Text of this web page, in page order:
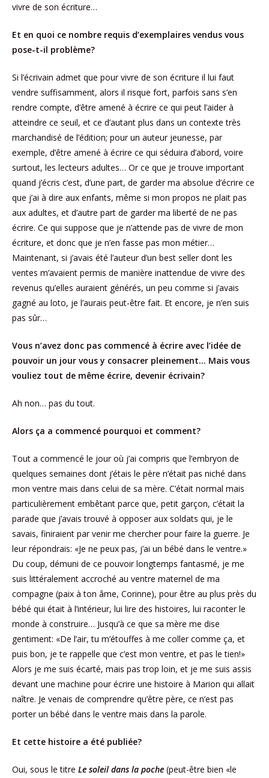
vivre de son écriture…
Et en quoi ce nombre requis d’exemplaires vendus vous
pose-t-il problème?
Si l’écrivain admet que pour vivre de son écriture il lui faut
vendre suffisamment, alors il risque fort, parfois sans s’en
rendre compte, d’être amené à écrire ce qui peut l’aider à
atteindre ce seuil, et ce d’autant plus dans un contexte très
marchandisé de l’édition; pour un auteur jeunesse, par
exemple, d’être amené à écrire ce qui séduira d’abord, voire
surtout, les lecteurs adultes… Or ce que je trouve important
quand j’écris c’est, d’une part, de garder ma absolue d’écrire ce
que j’ai à dire aux enfants, même si mon propos ne plait pas
aux adultes, et d’autre part de garder ma liberté de ne pas
écrire. Ce qui suppose que je n’attende pas de vivre de mon
écriture, et donc que je n’en fasse pas mon métier…
Maintenant, si j’avais été l’auteur d’un best seller dont les
ventes m’avaient permis de manière inattendue de vivre des
revenus qu’elles auraient générés, un peu comme si j’avais
gagné au loto, je l’aurais peut-être fait. Et encore, je n’en suis
pas sûr…
Vous n’avez donc pas commencé à écrire avec l’idée de
pouvoir un jour vous y consacrer pleinement… Mais vous
vouliez tout de même écrire, devenir écrivain?
Ah non… pas du tout.
Alors ça a commencé pourquoi et comment?
Tout a commencé le jour où j’ai compris que l’embryon de
quelques semaines dont j’étais le père n’était pas niché dans
mon ventre mais dans celui de sa mère. C’était normal mais
particulièrement embêtant parce que, petit garçon, c’était la
parade que j’avais trouvé à opposer aux soldats qui, je le
savais, finiraient par venir me chercher pour faire la guerre. Je
leur répondrais: «Je ne peux pas, j’ai un bébé dans le ventre.»
Du coup, démuni de ce pouvoir longtemps fantasmé, je me
suis littéralement accroché au ventre maternel de ma
compagne (paix à ton âme, Corinne), pour être au plus près du
bébé qui était à l’intérieur, lui lire des histoires, lui raconter le
monde à construire… Jusqu’à ce que sa mère me dise
gentiment: «De l’air, tu m’étouffes à me coller comme ça, et
puis bon, je te rappelle que c’est mon ventre, et pas le tien!»
Alors je me suis écarté, mais pas trop loin, et je me suis assis
devant une machine pour écrire une histoire à Marion qui allait
naître. Je venais de comprendre qu’être père, ce n’est pas
porter un bébé dans le ventre mais dans la parole.
Et cette histoire a été publiée?
Oui, sous le titre Le soleil dans la poche (peut-être bien «le